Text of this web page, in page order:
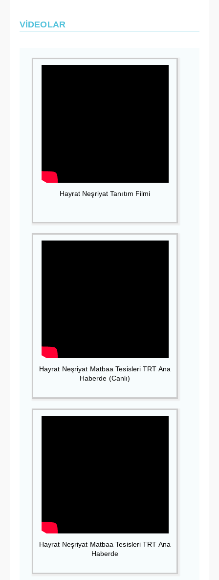
VİDEOLAR
Hayrat Neşriyat Tanıtım Filmi
Hayrat Neşriyat Matbaa Tesisleri TRT Ana
Haberde (Canlı)
Hayrat Neşriyat Matbaa Tesisleri TRT Ana
Haberde